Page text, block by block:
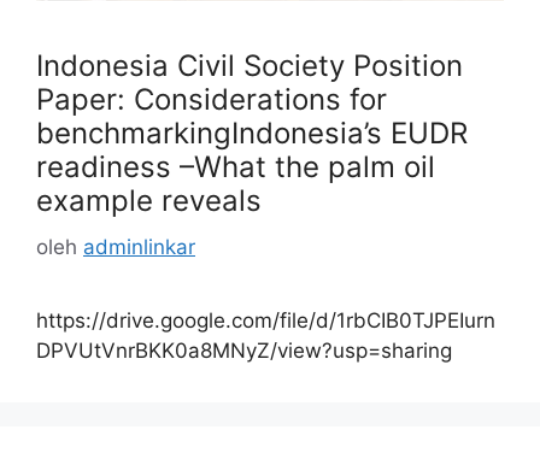
Indonesia Civil Society Position
Paper: Considerations for
benchmarkingIndonesia’s EUDR
readiness –What the palm oil
example reveals
oleh adminlinkar
https://drive.google.com/file/d/1rbCIB0TJPEIurn
DPVUtVnrBKK0a8MNyZ/view?usp=sharing